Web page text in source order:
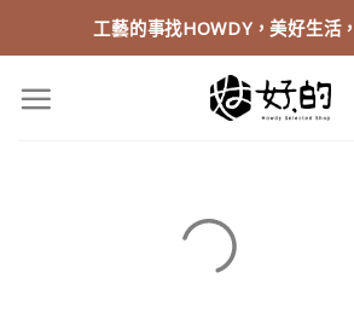
to
content
工藝的事找HOWDY，美好生活